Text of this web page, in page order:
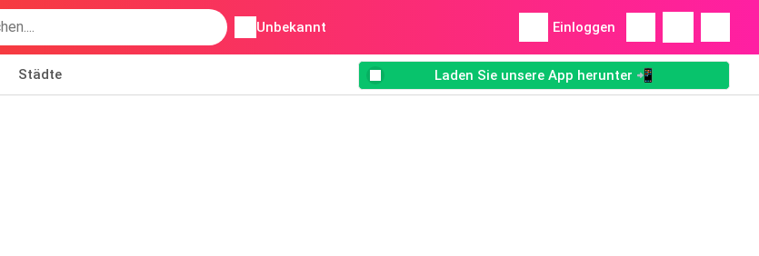
Unbekannt Einloggen
Städte Laden Sie unsere App herunter 📲